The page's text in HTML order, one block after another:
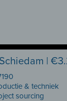
|
& techniek
sourcing